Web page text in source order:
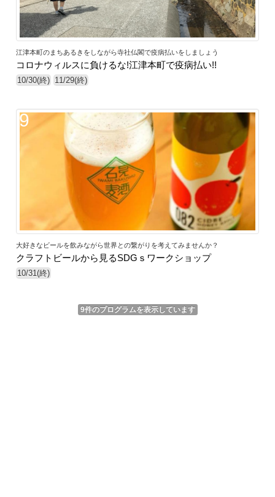
江津本町のまちあるきをしながら寺社仏閣で疫病払いをしましょう
コロナウィルスに負けるな!江津本町で疫病払い!!
10/30(終) 11/29(終)
9
大好きなビールを飲みながら世界との繋がりを考えてみませんか？
クラフトビールから見るSDGｓワークショップ
10/31(終)
9件のプログラムを表示しています